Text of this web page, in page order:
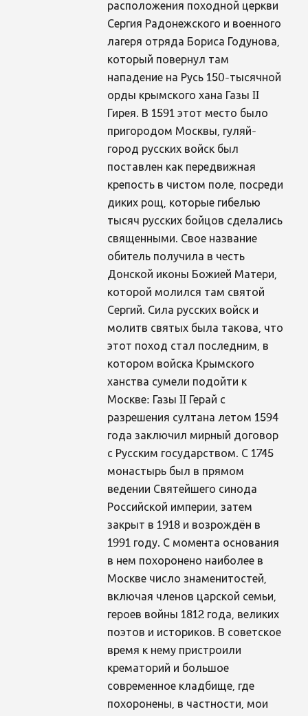
расположения походной церкви
Сергия Радонежского и военного
лагеря отряда Бориса Годунова,
который повернул там
нападение на Русь 150-тысячной
орды крымского хана Газы II
Гирея. В 1591 этот место было
пригородом Москвы, гуляй-
город русских войск был
поставлен как передвижная
крепость в чистом поле, посреди
диких рощ, которые гибелью
тысяч русских бойцов сделались
священными. Свое название
обитель получила в честь
Донской иконы Божией Матери,
которой молился там святой
Сергий. Сила русских войск и
молитв святых была такова, что
этот поход стал последним, в
котором войска Крымского
ханства сумели подойти к
Москве: Газы II Герай с
разрешения султана летом 1594
года заключил мирный договор
с Русским государством. С 1745
монастырь был в прямом
ведении Святейшего синода
Российской империи, затем
закрыт в 1918 и возрождён в
1991 году. С момента основания
в нем похоронено наиболее в
Москве число знаменитостей,
включая членов царской семьи,
героев войны 1812 года, великих
поэтов и историков. В советское
время к нему пристроили
крематорий и большое
современное кладбище, где
похоронены, в частности, мои